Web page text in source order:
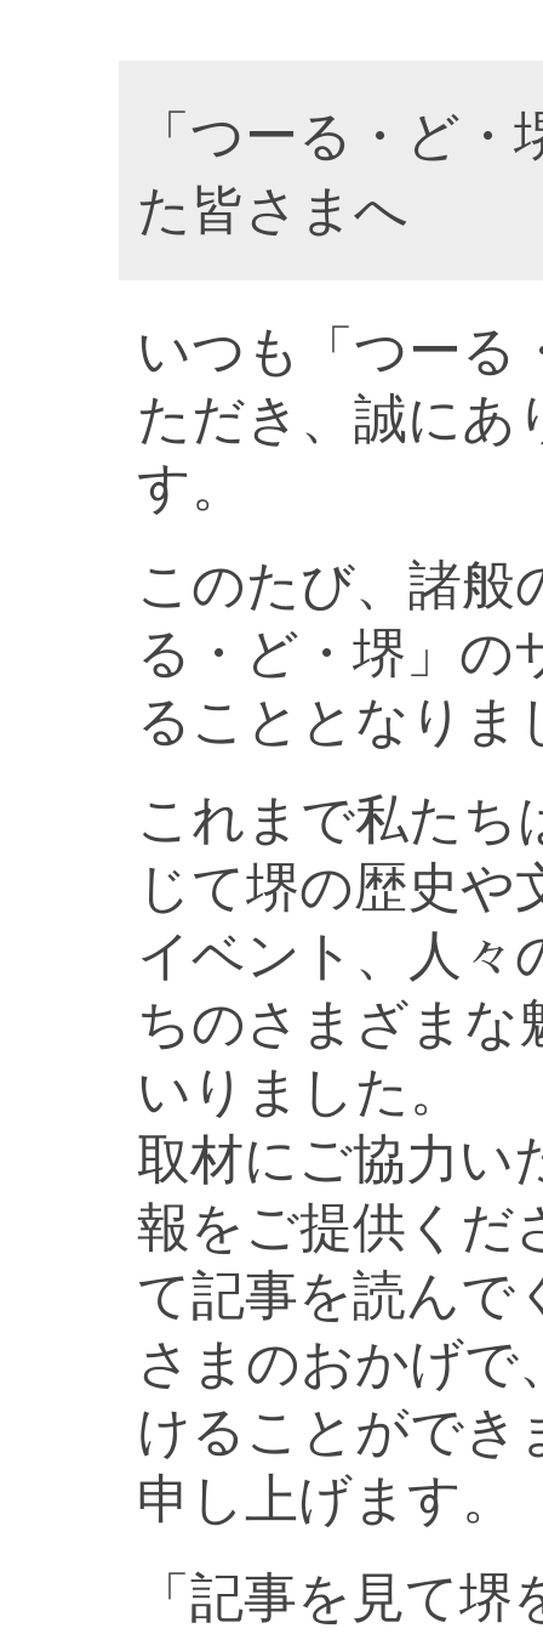
「つーる・ど
た皆さまへ
いつも「つーる
ただき、誠にあ
す。
このたび、諸般
る・ど・堺」の
ることとなりま
これまで私たち
じて堺の歴史や
イベント、人々
ちのさまざまな
いりました。
取材にご協力い
報をご提供くだ
て記事を読んで
さまのおかげで
けることができ
申し上げます。
「記事を見て